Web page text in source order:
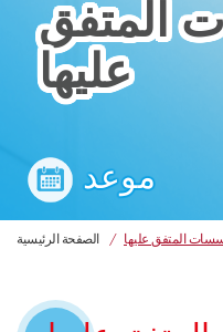
المتفق
عليها
موعد
الصفحة الرئيسية المتفق عليها